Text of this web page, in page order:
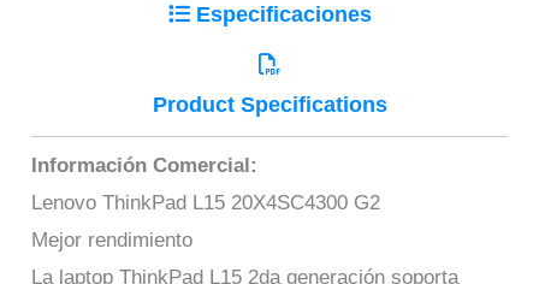
Especificaciones
Product Specifications
Información Comercial:
Lenovo ThinkPad L15 20X4SC4300 G2
Mejor rendimiento
La laptop ThinkPad L15 2da generación soporta